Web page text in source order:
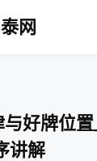
网
好牌位
讲解